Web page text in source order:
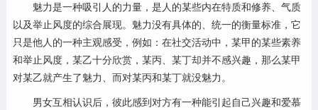
魅力是一种吸引人的力量，是人的某些内在特质和修养、气质
以及举止风度的综合展现。魅力没有具体的、统一的衡量标准，它
只是他人的一种主观感受，例如：在社交活动中，某甲的某些素养
和举止风度，某乙十分欣赏，某丙、某丁却并不感兴趣，那么某甲
对某乙就产生了魅力、而对某丙和某丁就没魅力。
男女互相认识后，彼此感到对方有一种能引起自己兴趣和爱慕